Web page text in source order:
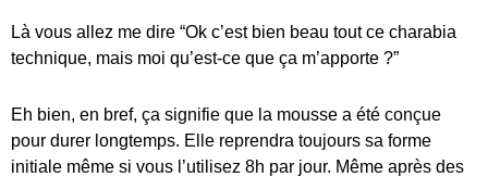
Là vous allez me dire “Ok c’est bien beau tout ce charabia
technique, mais moi qu’est-ce que ça m’apporte ?”
Eh bien, en bref, ça signifie que la mousse a été conçue
pour durer longtemps. Elle reprendra toujours sa forme
initiale même si vous l’utilisez 8h par jour. Même après des